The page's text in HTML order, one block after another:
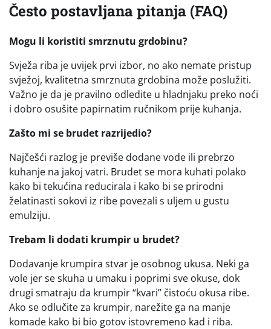
Često postavljana pitanja (FAQ)
Mogu li koristiti smrznutu grdobinu?
Svježa riba je uvijek prvi izbor, no ako nemate pristup
svježoj, kvalitetna smrznuta grdobina može poslužiti.
Važno je da je pravilno odledite u hladnjaku preko noći
i dobro osušite papirnatim ručnikom prije kuhanja.
Zašto mi se brudet razrijedio?
Najčešći razlog je previše dodane vode ili prebrzo
kuhanje na jakoj vatri. Brudet se mora kuhati polako
kako bi tekućina reducirala i kako bi se prirodni
želatinasti sokovi iz ribe povezali s uljem u gustu
emulziju.
Trebam li dodati krumpir u brudet?
Dodavanje krumpira stvar je osobnog ukusa. Neki ga
vole jer se skuha u umaku i poprimi sve okuse, dok
drugi smatraju da krumpir “kvari” čistoću okusa ribe.
Ako se odlučite za krumpir, narežite ga na manje
komade kako bi bio gotov istovremeno kad i riba.